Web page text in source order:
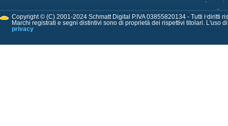
Copyright © (C) 2001-2024 Schmatt Digital P.IVA 03855820134 - Tutti i diritti
Marchi registrati e segni distintivi sono di proprietà dei rispettivi titolari. L'uso
privacy